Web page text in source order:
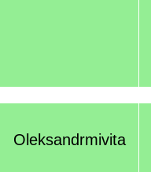
Oleksandrmivita